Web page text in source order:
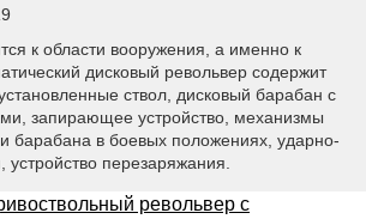
к области вооружения, а именно к
дисковый револьвер содержит
ствол, дисковый барабан с
запирающее устройство, механизмы
барабана в боевых положениях, ударно-
устройство перезаряжания.
револьвер с